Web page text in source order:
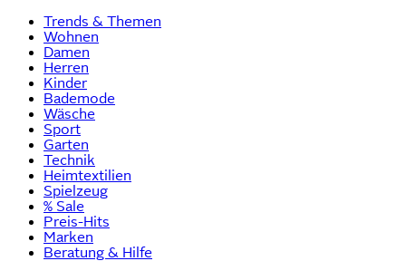
Trends & Themen
Wohnen
Damen
Herren
Kinder
Bademode
Wäsche
Sport
Garten
Technik
Heimtextilien
Spielzeug
% Sale
Preis-Hits
Marken
Beratung & Hilfe